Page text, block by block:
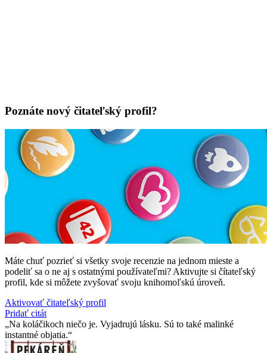
Poznáte nový čitateľský profil?
Máte chuť pozrieť si všetky svoje recenzie na jednom mieste a
podeliť sa o ne aj s ostatnými používateľmi? Aktivujte si čítateľský
profil, kde si môžete zvyšovať svoju knihomoľskú úroveň.
Aktivovať čitateľský profil
Pridať citát
Na koláčikoch niečo je. Vyjadrujú lásku. Sú to také malinké
instantné objatia.